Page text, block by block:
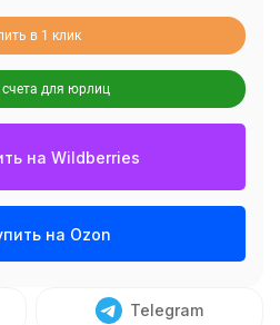
в 1 клик
для юрлиц
на Wildberries
на Ozon
Telegram